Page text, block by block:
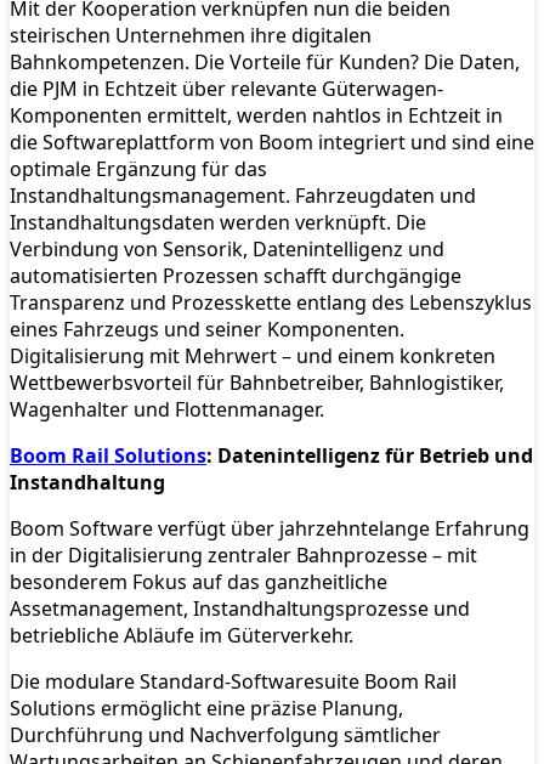
Mit der Kooperation verknüpfen nun die beiden
steirischen Unternehmen ihre digitalen
Bahnkompetenzen. Die Vorteile für Kunden? Die Daten,
die PJM in Echtzeit über relevante Güterwagen-
Komponenten ermittelt, werden nahtlos in Echtzeit in
die Softwareplattform von Boom integriert und sind eine
optimale Ergänzung für das
Instandhaltungsmanagement. Fahrzeugdaten und
Instandhaltungsdaten werden verknüpft. Die
Verbindung von Sensorik, Datenintelligenz und
automatisierten Prozessen schafft durchgängige
Transparenz und Prozesskette entlang des Lebenszyklus
eines Fahrzeugs und seiner Komponenten.
Digitalisierung mit Mehrwert – und einem konkreten
Wettbewerbsvorteil für Bahnbetreiber, Bahnlogistiker,
Wagenhalter und Flottenmanager.
Boom Rail Solutions: Datenintelligenz für Betrieb und
Instandhaltung
Boom Software verfügt über jahrzehntelange Erfahrung
in der Digitalisierung zentraler Bahnprozesse – mit
besonderem Fokus auf das ganzheitliche
Assetmanagement, Instandhaltungsprozesse und
betriebliche Abläufe im Güterverkehr.
Die modulare Standard-Softwaresuite Boom Rail
Solutions ermöglicht eine präzise Planung,
Durchführung und Nachverfolgung sämtlicher